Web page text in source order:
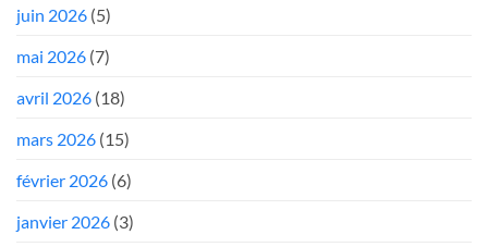
juin 2026 (5)
mai 2026 (7)
avril 2026 (18)
mars 2026 (15)
février 2026 (6)
janvier 2026 (3)